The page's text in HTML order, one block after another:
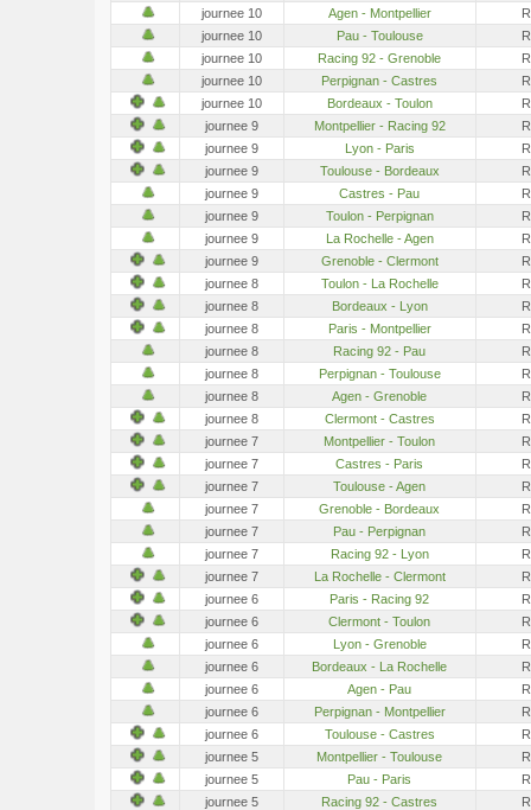
journee 10 Agen - Montpellier
journee 10
Pau - Toulouse
journee 10
Racing 92 - Grenoble
journee 10
Perpignan - Castres
journee 10
Bordeaux - Toulon
journee 9
Montpellier - Racing 92
journee 9
Lyon - Paris
journee 9
Toulouse - Bordeaux
journee 9
Castres - Pau
journee 9
Toulon - Perpignan
journee 9
La Rochelle - Agen
journee 9
Grenoble - Clermont
journee 8
Toulon - La Rochelle
journee 8
Bordeaux - Lyon
journee 8
Paris - Montpellier
journee 8
Racing 92 - Pau
journee 8
Perpignan - Toulouse
journee 8
Agen - Grenoble
journee 8
Clermont - Castres
journee 7
Montpellier - Toulon
journee 7
Castres - Paris
journee 7
Toulouse - Agen
journee 7
Grenoble - Bordeaux
journee 7
Pau - Perpignan
journee 7
Racing 92 - Lyon
journee 7
La Rochelle - Clermont
journee 6
Paris - Racing 92
journee 6
Clermont - Toulon
journee 6
Lyon - Grenoble
journee 6
Bordeaux - La Rochelle
journee 6
Agen - Pau
journee 6
Perpignan - Montpellier
journee 6
Toulouse - Castres
journee 5
Montpellier - Toulouse
journee 5
Pau - Paris
journee 5
Racing 92 - Castres